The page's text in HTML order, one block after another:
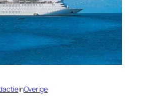
inOverige